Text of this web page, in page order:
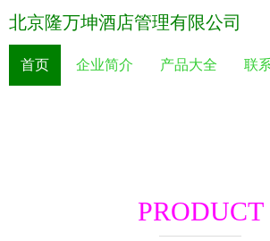
北京隆万坤酒店管理有限公司
首页 企业简介 产品大全 联
PRODUCT